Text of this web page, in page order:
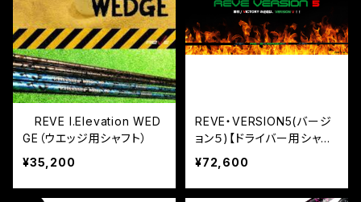
REVE I.Elevation WED
GE（ウエッジ用シャフト）
¥35,200
REVE・VERSION5(バージ
ョン５)【ドライバー用シャフ
ト】
¥72,600